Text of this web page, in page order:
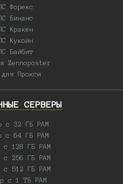
Форекс
Бинанс
Кракен
Кукойн
Байбит
Zennoposter
для Прокси
CЕРВЕРЫ
с 32 ГБ РАМ
с 64 ГБ РАМ
с 128 ГБ РАМ
с 256 ГБ РАМ
с 512 ГБ РАМ
с 1 ТБ РАМ